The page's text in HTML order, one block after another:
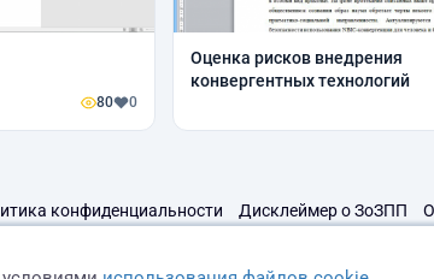
80 0
Оценка рисков внедрения
конвергентных технологий
конфиденциальности Дисклеймер о ЗоЗПП